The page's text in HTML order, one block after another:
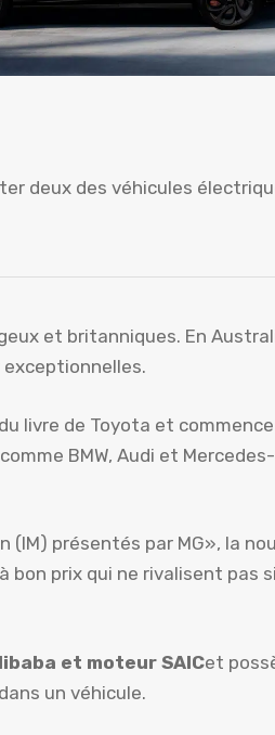
deux des véhicules
et britanniques. En
livre de Toyota et
BMW, Audi et Mercedes-
présentés par MG», la
bon prix qui ne rivalisent pas si
et moteur SAICet
un véhicule.